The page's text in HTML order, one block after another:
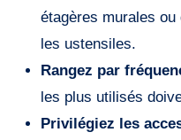
étagères murales
les ustensiles.
Rangez par
les plus utilisés
Privilégiez les